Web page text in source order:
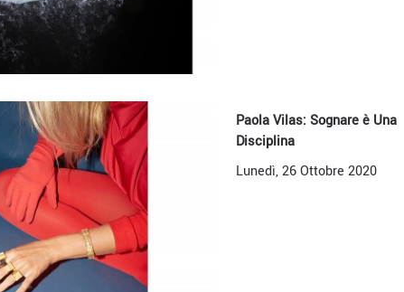
Paola Vilas: Sognare è Una
Disciplina
Lunedì, 26 Ottobre 2020